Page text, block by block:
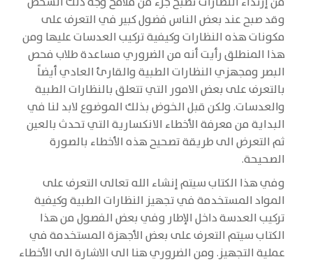
وقد صبح عند بعض الناس فضول كبير في التعرف على
مكونات هذه النظارات وكيفية تركيب العدسات عليها ومن
هذا المنطلق رأيت أنه من الضروري مساعدة طلاب فحص
البصر ومجهزي النظارات الطبية والقارئ العادي أيضاً
بالتعرف على بعض الامور التي تتعلق بالنظارات الطبية
والعدسات. ولكن قبل الخوض بذلك الموضوع لابد لنا في
البداية من معرفة الأخطاء الانكسارية التي تحدث بالعين
ثم التعرض الى طريقة تصحيح هذه الأخطاء بالصورة
الصحيحة.
وفي هذا الكتاب سيتم إنشاء الله تعالى التعرف على
المواد المستخدمة في تجهيز النظارات الطبية وكيفية
تركيب العدسة داخل الإطار وفي بعض الفصول من هذا
الكتاب سيتم التعرف على بعض الأجهزة المستخدمة في
عملية التجهيز. ومن الضروري هنا الى الاشارة الى الأخطاء